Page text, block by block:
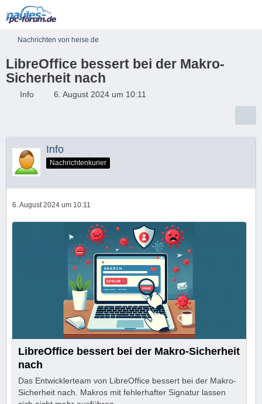
Nachrichten von heise.de
LibreOffice bessert bei der Makro-
Sicherheit nach
Info 6. August 2024 um 10:11
Info
Nachrichtenkurier
6. August 2024 um 10:11
LibreOffice bessert bei der Makro-Sicherheit
nach
Das Entwicklerteam von LibreOffice bessert bei der Makro-
Sicherheit nach. Makros mit fehlerhafter Signatur lassen